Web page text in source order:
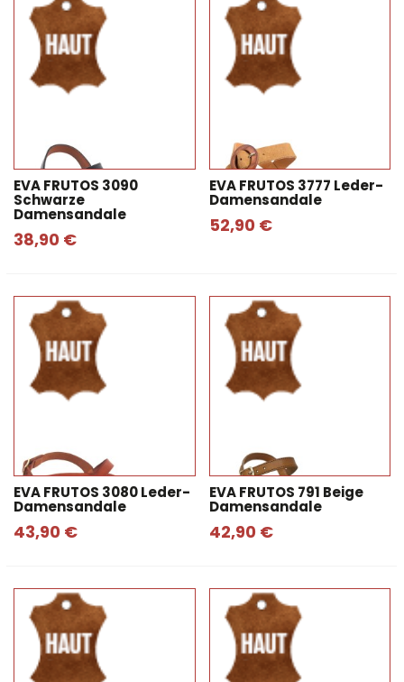
EVA FRUTOS 3090
Schwarze
Damensandale
38,90 €
EVA FRUTOS 3777 Leder-
Damensandale
52,90 €
EVA FRUTOS 3080 Leder-
Damensandale
43,90 €
EVA FRUTOS 791 Beige
Damensandale
42,90 €